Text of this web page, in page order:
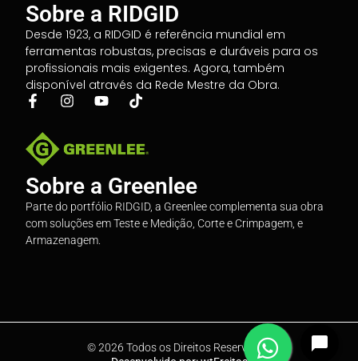
Sobre a RIDGID
Desde 1923, a RIDGID é referência mundial em
ferramentas robustas, precisas e duráveis para os
profissionais mais exigentes. Agora, também
disponível através da Rede Mestre da Obra.
Sobre a Greenlee
Parte do portfólio RIDGID, a Greenlee complementa sua obra
com soluções em Teste e Medição, Corte e Crimpagem, e
Armazenagem.
© 2026 Todos os Direitos Reservados